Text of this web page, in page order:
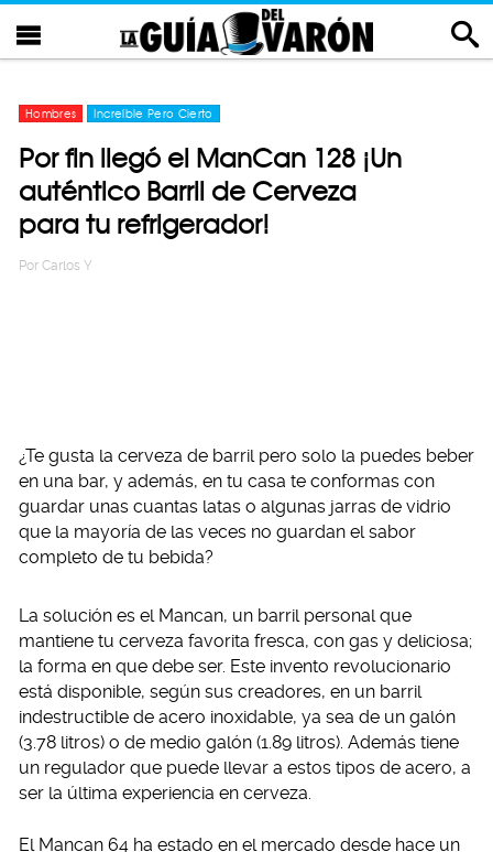
Hombres Increíble Pero Cierto
Por fin llegó el ManCan 128 ¡Un
auténtico Barril de Cerveza
para tu refrigerador!
Por Carlos Y
¿Te gusta la cerveza de barril pero solo la puedes beber
en una bar, y además, en tu casa te conformas con
guardar unas cuantas latas o algunas jarras de vidrio
que la mayoría de las veces no guardan el sabor
completo de tu bebida?
La solución es el Mancan, un barril personal que
mantiene tu cerveza favorita fresca, con gas y deliciosa;
la forma en que debe ser. Este invento revolucionario
está disponible, según sus creadores, en un barril
indestructible de acero inoxidable, ya sea de un galón
(3.78 litros) o de medio galón (1.89 litros). Además tiene
un regulador que puede llevar a estos tipos de acero, a
ser la última experiencia en cerveza.
El Mancan 64 ha estado en el mercado desde hace un